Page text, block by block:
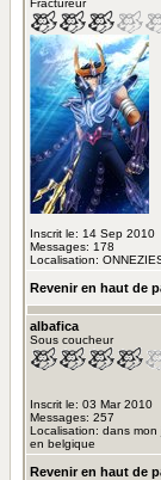
Fractureur
Inscrit le: 14 Sep 2010
Messages: 178
Localisation:
Revenir en haut de
albafica
Sous coucheur
Inscrit le: 03 Mar 2010
Messages: 257
Localisation: dans mon
en belgique
Revenir en haut de